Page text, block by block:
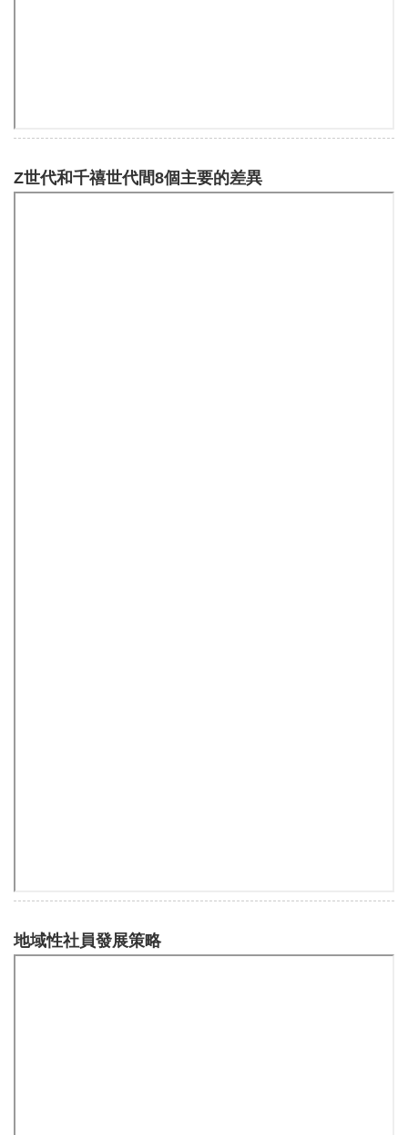
Z世代和千禧世代間8個主要的差異
地域性社員發展策略